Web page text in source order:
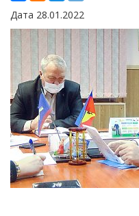
Дата 28.01.2022